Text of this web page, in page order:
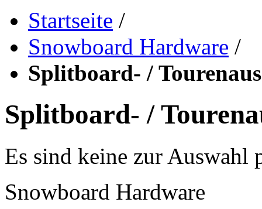
Startseite /
Snowboard Hardware /
Splitboard- /
Splitboard- /
Es sind keine zur Auswahl
Snowboard Hardware